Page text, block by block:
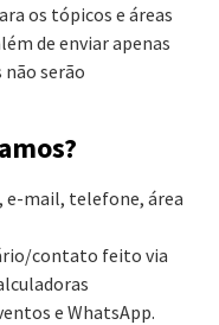
os tópicos e áreas
de enviar apenas
não serão
e-mail, telefone, área
contato feito via
e WhatsApp.